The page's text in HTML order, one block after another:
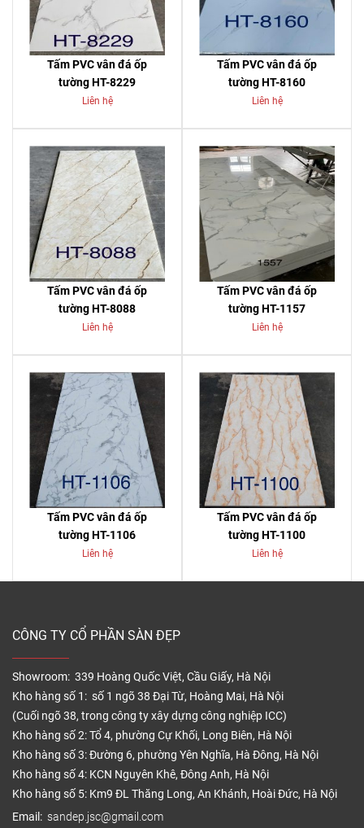
Tấm PVC vân đá ốp
tường HT-8229
Liên hệ
Tấm PVC vân đá ốp
tường HT-8160
Liên hệ
Tấm PVC vân đá ốp
tường HT-8088
Liên hệ
Tấm PVC vân đá ốp
tường HT-1157
Liên hệ
Tấm PVC vân đá ốp
tường HT-1106
Liên hệ
Tấm PVC vân đá ốp
tường HT-1100
Liên hệ
CÔNG TY CỔ PHẦN SÀN ĐẸP
Showroom: 339 Hoàng Quốc Việt, Cầu Giấy, Hà Nội
Kho hàng số 1: số 1 ngõ 38 Đại Từ, Hoàng Mai, Hà Nội
(Cuối ngõ 38, trong công ty xây dựng công nghiệp ICC)
Kho hàng số 2: Tổ 4, phường Cự Khối, Long Biên, Hà Nội
Kho hàng số 3: Đường 6, phường Yên Nghĩa, Hà Đông, Hà Nội
Kho hàng số 4: KCN Nguyên Khê, Đông Anh, Hà Nội
Kho hàng số 5: Km9 ĐL Thăng Long, An Khánh, Hoài Đức, Hà Nội
Email: sandep.jsc@gmail.com